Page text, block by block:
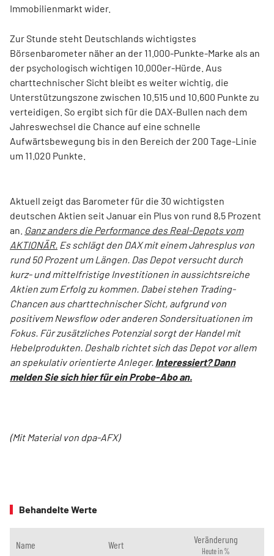
Immobilienmarkt wider.
Zur Stunde steht Deutschlands wichtigstes
Börsenbarometer näher an der 11.000-Punkte-Marke als an
der psychologisch wichtigen 10.000er-Hürde. Aus
charttechnischer Sicht bleibt es weiter wichtig, die
Unterstützungszone zwischen 10.515 und 10.600 Punkte zu
verteidigen. So ergibt sich für die DAX-Bullen nach dem
Jahreswechsel die Chance auf eine schnelle
Aufwärtsbewegung bis in den Bereich der 200 Tage-Linie
um 11.020 Punkte.
Aktuell zeigt das Barometer für die 30 wichtigsten
deutschen Aktien seit Januar ein Plus von rund 8,5 Prozent
an. Ganz anders die Performance des Real-Depots vom
AKTIONÄR. Es schlägt den DAX mit einem Jahresplus von
rund 50 Prozent um Längen. Das Depot versucht durch
kurz- und mittelfristige Investitionen in aussichtsreiche
Aktien zum Erfolg zu kommen. Dabei stehen Trading-
Chancen aus charttechnischer Sicht, aufgrund von
positivem Newsflow oder anderen Sondersituationen im
Fokus. Für zusätzliches Potenzial sorgt der Handel mit
Hebelprodukten. Deshalb richtet sich das Depot vor allem
an spekulativ orientierte Anleger. Interessiert? Dann
melden Sie sich hier für ein Probe-Abo an.
(Mit Material von dpa-AFX)
Behandelte Werte
Name Wert Veränderung
Heute in %